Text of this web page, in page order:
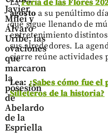
Javier
Milei y
Álvaro
Uribe: las
ovaciones
que
marcaron
la
posesión
de
Abelardo
de la
Espriella
LaFeria de las Flores
agosto a su penúltimo
que sigue llenando de
entretenimiento
sus alrededores. La
cierre reúne actividades
Lea: ¿Sabes cómo fue
Silleteros de la historia?